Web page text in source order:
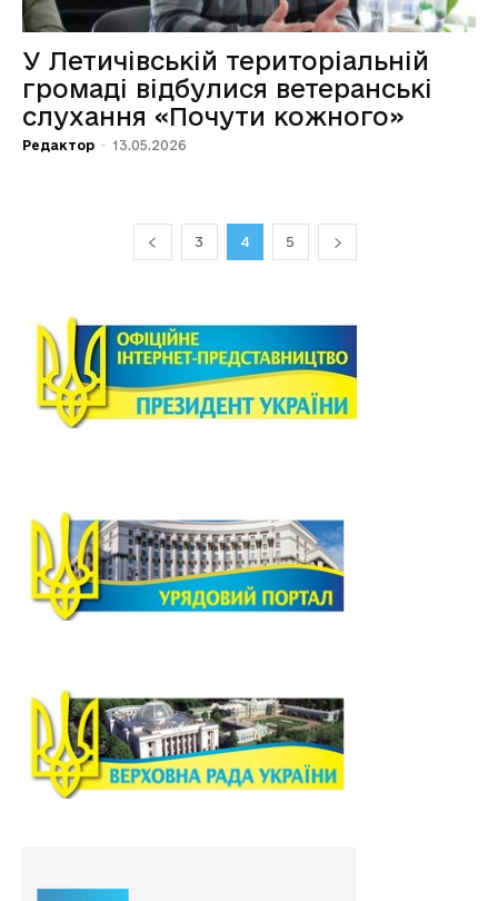
У Летичівській територіальній
громаді відбулися ветеранські
слухання «Почути кожного»
Редактор - 13.05.2026
3 4 5